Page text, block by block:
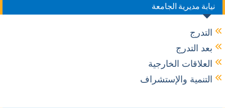
نيابة مديرية الجامعة
التدرج
بعد التدرج
العلاقات الخارجية
التنمية والإستشراف